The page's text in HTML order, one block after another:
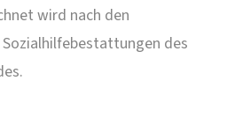
wird nach den
des